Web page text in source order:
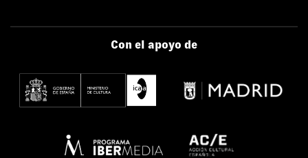
Con el apoyo de